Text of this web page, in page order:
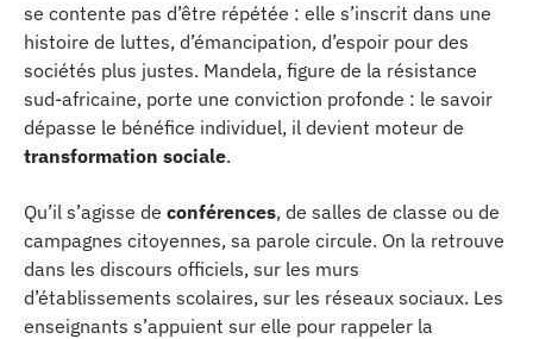
se contente pas d’être répétée : elle s’inscrit dans une
histoire de luttes, d’émancipation, d’espoir pour des
sociétés plus justes. Mandela, figure de la résistance
sud-africaine, porte une conviction profonde : le savoir
dépasse le bénéfice individuel, il devient moteur de
transformation sociale.
Qu’il s’agisse de conférences, de salles de classe ou de
campagnes citoyennes, sa parole circule. On la retrouve
dans les discours officiels, sur les murs
d’établissements scolaires, sur les réseaux sociaux. Les
enseignants s’appuient sur elle pour rappeler la